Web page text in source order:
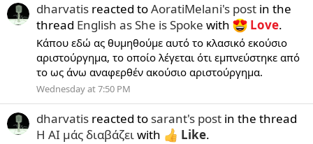
dharvatis reacted toAoratiMelani's post in the
thread English as She is Spoke with Love.
Κάπου εδώ ας θυμηθούμε αυτό το κλασικό εκούσιο
αριστούργημα, το οποίο λέγεται ότι εμπνεύστηκε από
το ως άνω αναφερθέν ακούσιο αριστούργημα.
Wednesday at 7:50 PM
dharvatis reacted to sarant's post in the thread
Η ΑΙ μάς διαβάζειwith Like.